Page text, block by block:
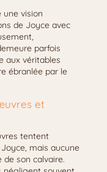
vision
de Joyce avec
parfois
aux véritables
ébranlée par le
et
tentent
mais aucune
de son calvaire.